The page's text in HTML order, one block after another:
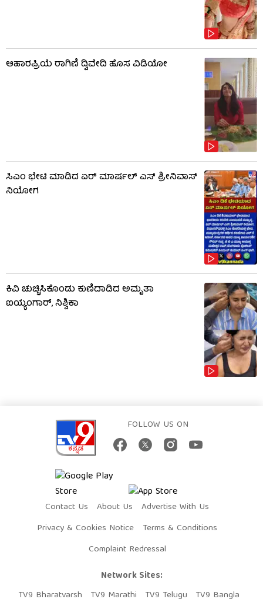
ಆಹಾರಪ್ರಿಯೆ ರಾಗಿಣಿ ದ್ವಿವೇದಿ ಹೊಸ ವಿಡಿಯೋ
ಸಿಎಂ ಭೇಟಿ ಮಾಡಿದ ಏರ್ ಮಾರ್ಷಲ್ ಎಸ್ ಶ್ರೀನಿವಾಸ್
ನಿಯೋಗ
ಕಿವಿ ಚುಚ್ಚಿಸಿಕೊಂಡು ಕುಣಿದಾಡಿದ ಅಮೃತಾ
ಐಯ್ಯಂಗಾರ್, ನಿಶ್ವಿಕಾ
FOLLOW US ON
Contact Us About Us
Advertise With Us
Privacy & Cookies Notice
Terms & Conditions
Complaint Redressal
Network Sites:
TV9 Bharatvarsh
TV9 Marathi TV9 Telugu TV9 Bangla